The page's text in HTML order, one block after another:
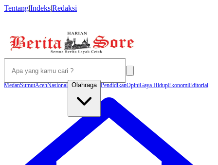
Tentang|Indeks|Redaksi
MedanSumutAcehNasional Olahraga PendidikanOpiniGaya HidupEkonomiEditorial